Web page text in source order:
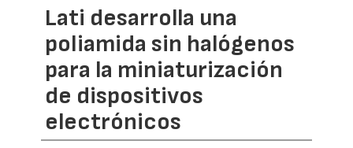
Lati desarrolla una
poliamida sin halógenos
para la miniaturización
de dispositivos
electrónicos